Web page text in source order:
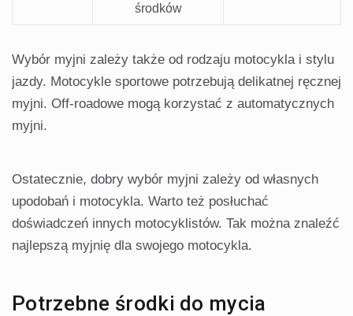
środków
Wybór myjni zależy także od rodzaju motocykla i stylu
jazdy. Motocykle sportowe potrzebują delikatnej ręcznej
myjni. Off-roadowe mogą korzystać z automatycznych
myjni.
Ostatecznie, dobry wybór myjni zależy od własnych
upodobań i motocykla. Warto też posłuchać
doświadczeń innych motocyklistów. Tak można znaleźć
najlepszą myjnię dla swojego motocykla.
Potrzebne środki do mycia